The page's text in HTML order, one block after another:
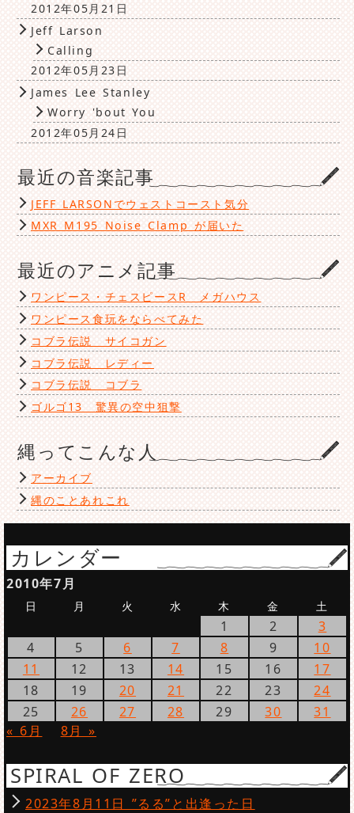
2012年05月21日
Jeff Larson
Calling
2012年05月23日
James Lee Stanley
Worry 'bout You
2012年05月24日
最近の音楽記事
JEFF LARSONでウェストコースト気分
MXR M195 Noise Clamp が届いた
最近のアニメ記事
ワンピース・チェスピースR メガハウス
ワンピース食玩をならべてみた
コブラ伝説 サイコガン
コブラ伝説 レディー
コブラ伝説 コブラ
ゴルゴ13 驚異の空中狙撃
縄ってこんな人
アーカイブ
縄のことあれこれ
カレンダー
2010年7月
日 月 火 水 木 金 土
1 2
3
4
5 6 7 8 9
10
11
12 13 14 15 16
17
18
19 20 21 22 23
24
25
26 27 28 29 30
31
« 6月
8月 »
SPIRAL OF ZERO
2023年8月11日 ”るる”と出逢った日